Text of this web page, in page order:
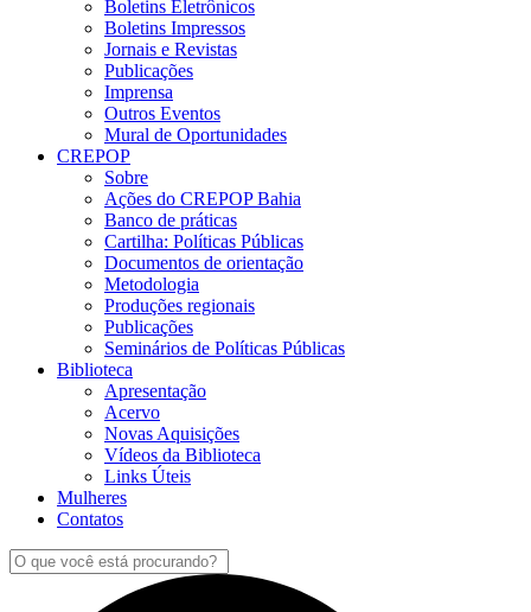
Boletins Eletrônicos
Boletins Impressos
Jornais e Revistas
Publicações
Imprensa
Outros Eventos
Mural de Oportunidades
CREPOP
Sobre
Ações do CREPOP Bahia
Banco de práticas
Cartilha: Políticas Públicas
Documentos de orientação
Metodologia
Produções regionais
Publicações
Seminários de Políticas Públicas
Biblioteca
Apresentação
Acervo
Novas Aquisições
Vídeos da Biblioteca
Links Úteis
Mulheres
Contatos